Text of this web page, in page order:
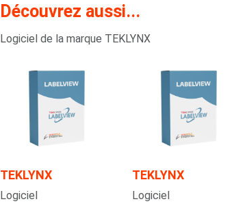
Découvrez aussi...
Logiciel de la marque TEKLYNX
TEKLYNX
Logiciel
TEKLYNX
Logiciel